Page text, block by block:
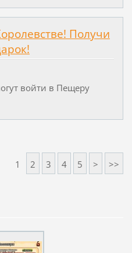
Получи
войти в Пещеру
1 2 3 4 5 > >>